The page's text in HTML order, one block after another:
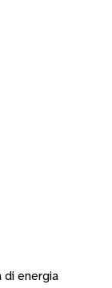
di energia